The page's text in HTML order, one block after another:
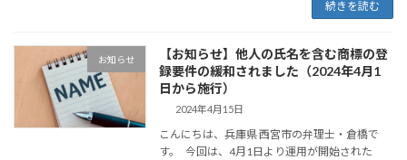
続きを読む
お知らせ
【お知らせ】他人の氏名を含む商標の登
録要件の緩和されました（2024年4月1
日から施行）
2024年4月15日
こんにちは、兵庫県 西宮市の弁理士・倉橋で
す。 今回は、4月1日より運用が開始された